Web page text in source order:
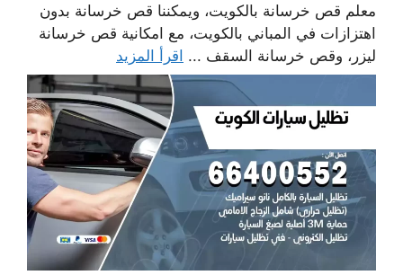
معلم قص خرسانة بالكويت، ويمكننا قص خرسانة بدون
اهتزازات في المباني بالكويت، مع امكانية قص خرسانة
ليزر، وقص خرسانة السقف ... اقرأ المزيد